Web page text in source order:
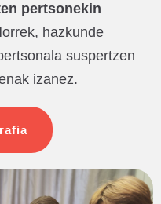
pertsonekin
hazkunde
suspertzen
izanez.